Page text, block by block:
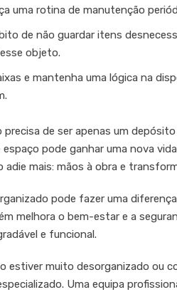
uma rotina de manutenção
de não guardar itens
objeto.
e mantenha uma lógica na
precisa de ser apenas um
pode ganhar uma nova
adie mais: mãos à obra e
pode fazer uma
melhora o bem-estar e a
e funcional.
estiver muito desorganizado ou
Uma equipa